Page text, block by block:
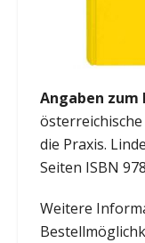
Angaben zum
die Praxis.
Seiten ISBN
Weitere